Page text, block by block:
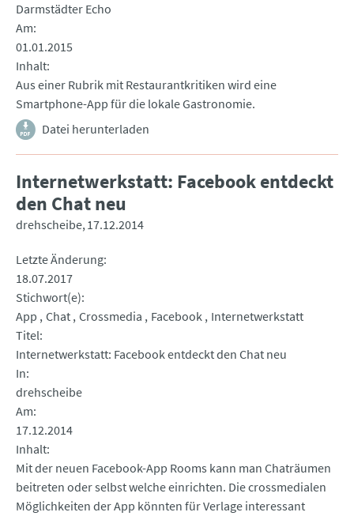
Darmstädter Echo
Am
01.01.2015
Inhalt
Aus einer Rubrik mit Restaurantkritiken wird eine
Smartphone-App für die lokale Gastronomie.
Datei herunterladen
Internetwerkstatt: Facebook entdeckt
den Chat neu
drehscheibe 17.12.2014
Letzte Änderung
18.07.2017
Stichwort(e)
App Chat Crossmedia Facebook Internetwerkstatt
Titel
Internetwerkstatt: Facebook entdeckt den Chat neu
In
drehscheibe
Am
17.12.2014
Inhalt
Mit der neuen Facebook-App Rooms kann man Chaträumen
beitreten oder selbst welche einrichten. Die crossmedialen
Möglichkeiten der App könnten für Verlage interessant